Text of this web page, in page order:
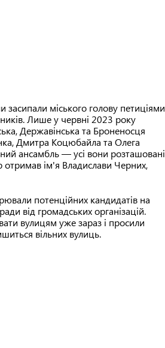
засипали міського голову петиціями
Лише у червні 2023 року
Державінська та Броненосця
Дмитра Коцюбайла та Олега
ансамбль — усі вони розташовані
отримав ім'я Владислави Черних,
потенційних кандидатів на
від громадських організацій.
вулицям уже зараз і просили
вільних вулиць.